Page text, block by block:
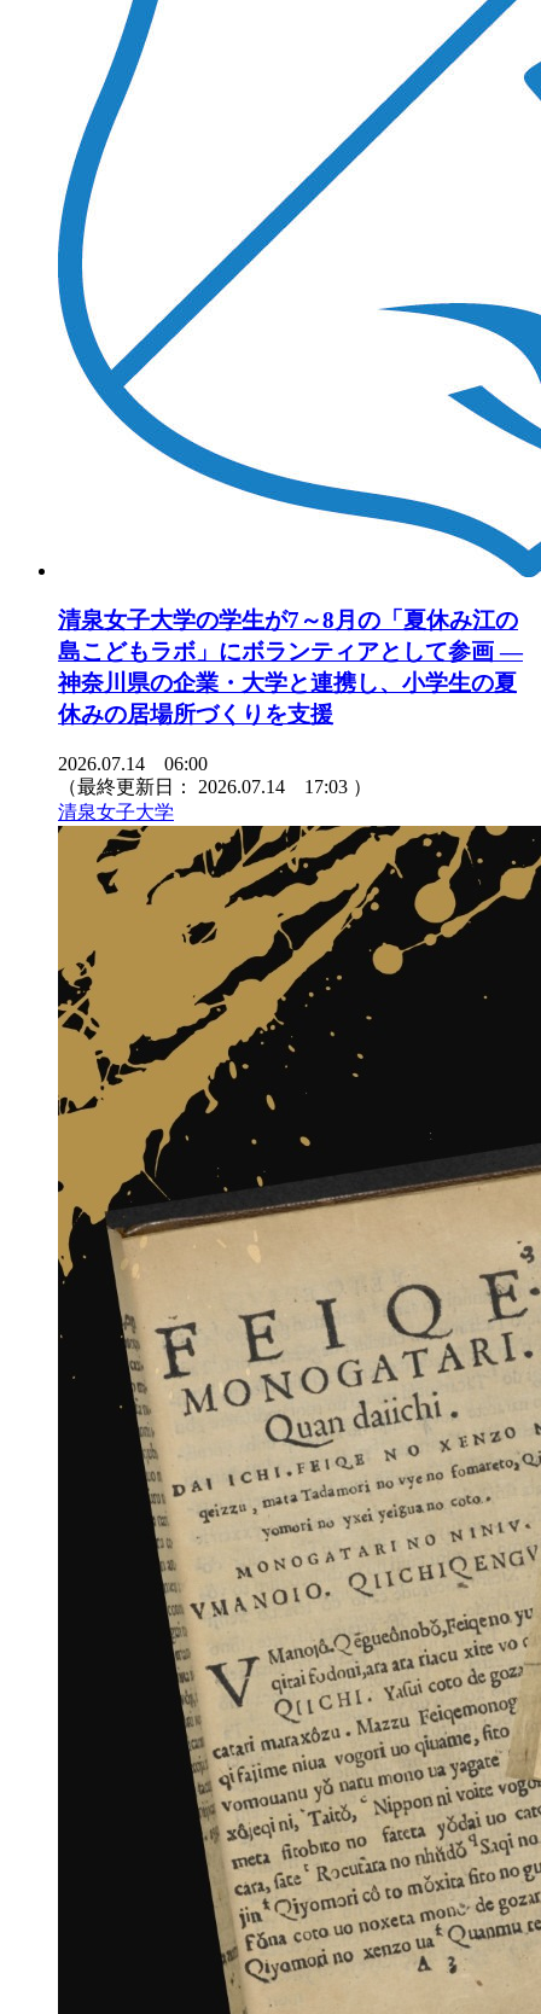
清泉女子大学の学生が7～8月の「夏休み江の
島こどもラボ」にボランティアとして参画 ―
神奈川県の企業・大学と連携し、小学生の夏
休みの居場所づくりを支援
2026.07.14 06:00
（最終更新日： 2026.07.14 17:03 ）
清泉女子大学